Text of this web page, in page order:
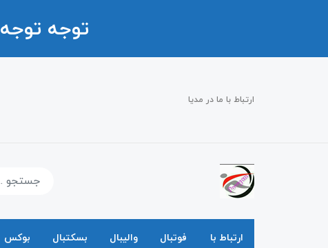
توجه توجه
ارتباط با ما در مدیا
ارتباط با
فوتبال والیبال بسکتبال
بوکس